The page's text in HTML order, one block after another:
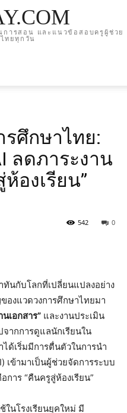
ารสอน และแนวข้อสอบครูผู้ช่วย
ทยทุกวัน
ศึกษาไทย:
ลดภาระงาน
องเรียน”
0
542
นกับโลกที่เปลี่ยนแปลงอย่าง
องแวดวงการศึกษาไทยมา
นเอกสาร” และงานประเมิน
จากการดูแลนักเรียนใน
ด้เริ่มมีการตื่นตัวในการนำ
ข้ามาเป็นผู้ช่วยจัดการระบบ
การ “คืนครูสู่ห้องเรียน”
ในโรงเรียนยุคใหม่ มี